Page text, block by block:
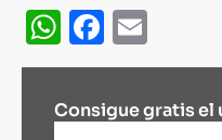
WhatsApp
Consigue gratis